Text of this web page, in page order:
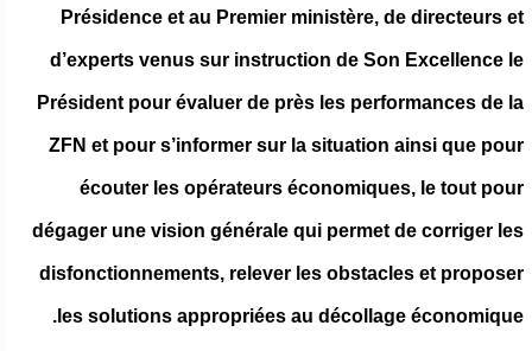
Présidence et au Premier ministère, de directeurs et
d’experts venus sur instruction de Son Excellence le
Président pour évaluer de près les performances de la
ZFN et pour s’informer sur la situation ainsi que pour
écouter les opérateurs économiques, le tout pour
dégager une vision générale qui permet de corriger les
disfonctionnements, relever les obstacles et proposer
les solutions appropriées au décollage économique.